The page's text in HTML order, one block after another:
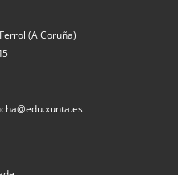
(A Coruña)